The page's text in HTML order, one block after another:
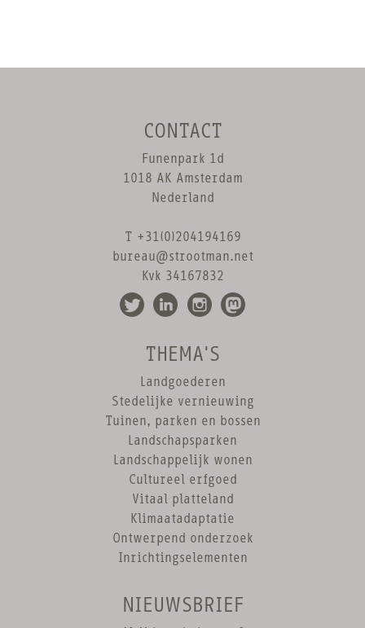
CONTACT
Funenpark 1d
1018 AK Amsterdam
Nederland
T +31(0)204194169
bureau@strootman.net
Kvk 34167832
THEMA'S
Landgoederen
Stedelijke vernieuwing
Tuinen, parken en bossen
Landschapsparken
Landschappelijk wonen
Cultureel erfgoed
Vitaal platteland
Klimaatadaptatie
Ontwerpend onderzoek
Inrichtingselementen
NIEUWSBRIEF